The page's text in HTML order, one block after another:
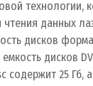
технологии,
чтения данных
дисков
дисков
содержит 25 Гб,